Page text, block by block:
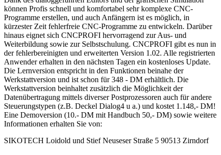
können Profis schnell und komfortabel sehr komplexe CNC-
Programme erstellen, und auch Anfängern ist es möglich, in
kürzester Zeit fehlerfreie CNC-Programme zu entwickeln. Darüber
hinaus eignet sich CNCPROFI hervorragend zur Aus- und
Weiterbildung sowie zur Selbstschulung. CNCPROFI gibt es nun in
der fehlerbereinigten und erweiterten Version 1.02. Alle registrierten
Anwender erhalten in den nächsten Tagen ein kostenloses Update.
Die Lernversion entspricht in den Funktionen beinahe der
Werkstattversion und ist schon für 348 - DM erhältlich. Die
Werkstattversion beinhaltet zusätzlich die Möglichkeit der
Datenübertragung mittels diverser Postprozessoren auch für andere
Steuerungstypen (z.B. Deckel Dialog4 u a.) und kostet 1.148,- DM!
Eine Demoversion (10.- DM mit Handbuch 50,- DM) sowie weitere
Informationen erhalten Sie von:
SIKOTECH Loidold und Stief Neuseser Straße 5 90513 Zirndorf